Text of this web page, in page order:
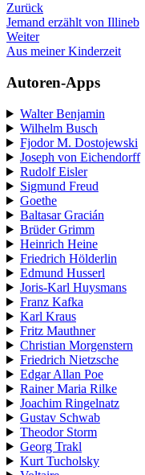
Zurück
Jemand erzählt von Illineb
Weiter
Aus meiner Kinderzeit
Autoren-Apps
Walter Benjamin
Wilhelm Busch
Fjodor M. Dostojewski
Joseph von Eichendorff
Rudolf Eisler
Sigmund Freud
Goethe
Baltasar Gracián
Brüder Grimm
Heinrich Heine
Friedrich Hölderlin
Edmund Husserl
Joris-Karl Huysmans
Franz Kafka
Karl Kraus
Fritz Mauthner
Christian Morgenstern
Friedrich Nietzsche
Edgar Allan Poe
Rainer Maria Rilke
Joachim Ringelnatz
Gustav Schwab
Theodor Storm
Georg Trakl
Kurt Tucholsky